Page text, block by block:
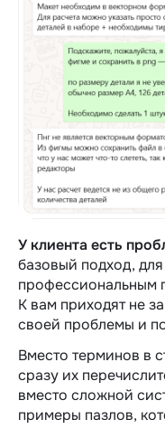
У клиента есть
базовый подход,
профессиональным
К вам приходят не
своей проблемы и
Вместо терминов в
сразу их
вместо сложной
примеры пазлов,